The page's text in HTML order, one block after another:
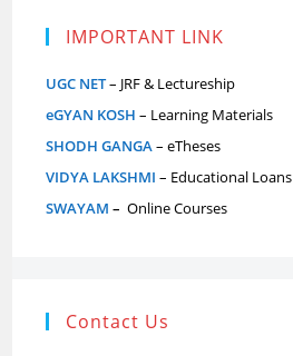
IMPORTANT LINK
UGC NET– JRF & Lectureship
eGYAN KOSH – Learning Materials
SHODH GANGA – eTheses
VIDYA LAKSHMI – Educational Loans
SWAYAM – Online Courses
Contact Us